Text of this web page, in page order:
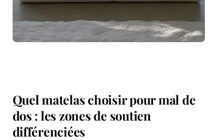
Quel matelas choisir pour mal de
dos : les zones de soutien
différenciées